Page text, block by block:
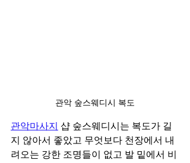
관악 숲스웨디시 복도
관악마사지 샵 숲스웨디시는 복도가 길
지 않아서 좋았고 무엇보다 천장에서 내
려오는 강한 조명들이 없고 발 밑에서 비